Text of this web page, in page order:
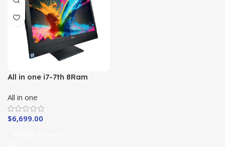
All in one i7-7th 8Ram
All in one
$6,699.00